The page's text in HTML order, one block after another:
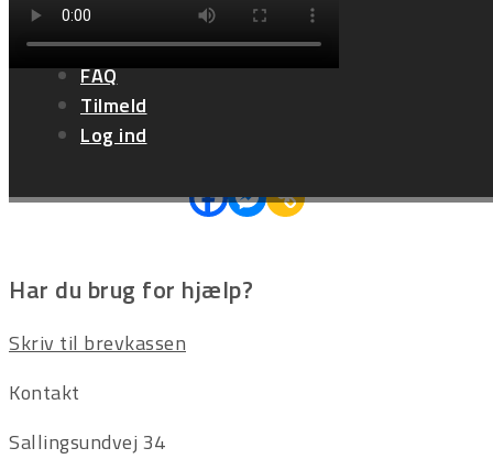
Brevkasse
Podcast
FAQ
Tilmeld
Log ind
Har du brug for hjælp?
Skriv til brevkassen
Kontakt
Sallingsundvej 34